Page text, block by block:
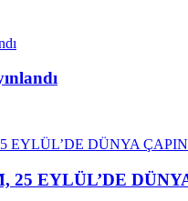
EYLÜL’DE